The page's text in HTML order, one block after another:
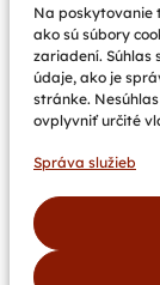
Na poskytovanie
ako sú súbory
zariadení. Súhlas
údaje, ako je
stránke.
ovplyvniť určité
Správa služieb
Kurz
Aktuality
Nové
pohyb a
Národný
tretích krajín
Pozvánka na